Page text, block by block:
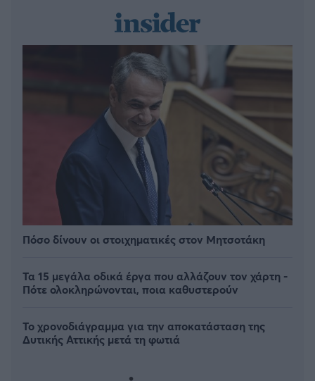
Πόσο δίνουν οι στοιχηματικές στον Μητσοτάκη
Τα 15 μεγάλα οδικά έργα που αλλάζουν τον χάρτη -
Πότε ολοκληρώνονται, ποια καθυστερούν
Το χρονοδιάγραμμα για την αποκατάσταση της
Δυτικής Αττικής μετά τη φωτιά